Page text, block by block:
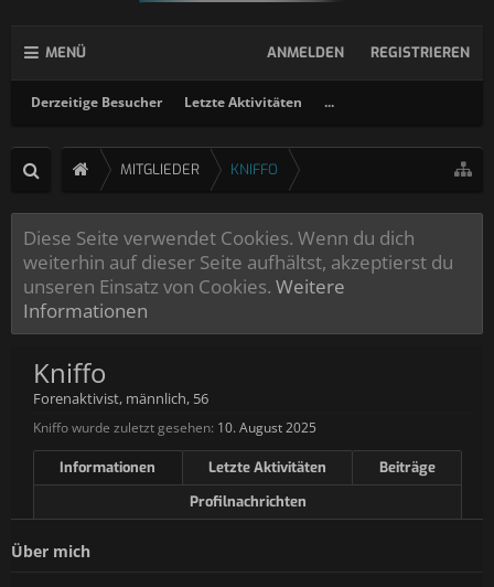
MENÜ
Derzeitige Besucher Letzte Aktivitäten ...
ANMELDEN REGISTRIEREN
MITGLIEDER KNIFFO
Diese Seite verwendet Cookies. Wenn du dich
weiterhin auf dieser Seite aufhältst, akzeptierst du
unseren Einsatz von Cookies. Weitere
Informationen
Kniffo
Forenaktivist, männlich, 56
Kniffo wurde zuletzt gesehen: 10. August 2025
Informationen Letzte Aktivitäten
Beiträge
Profilnachrichten
Über mich